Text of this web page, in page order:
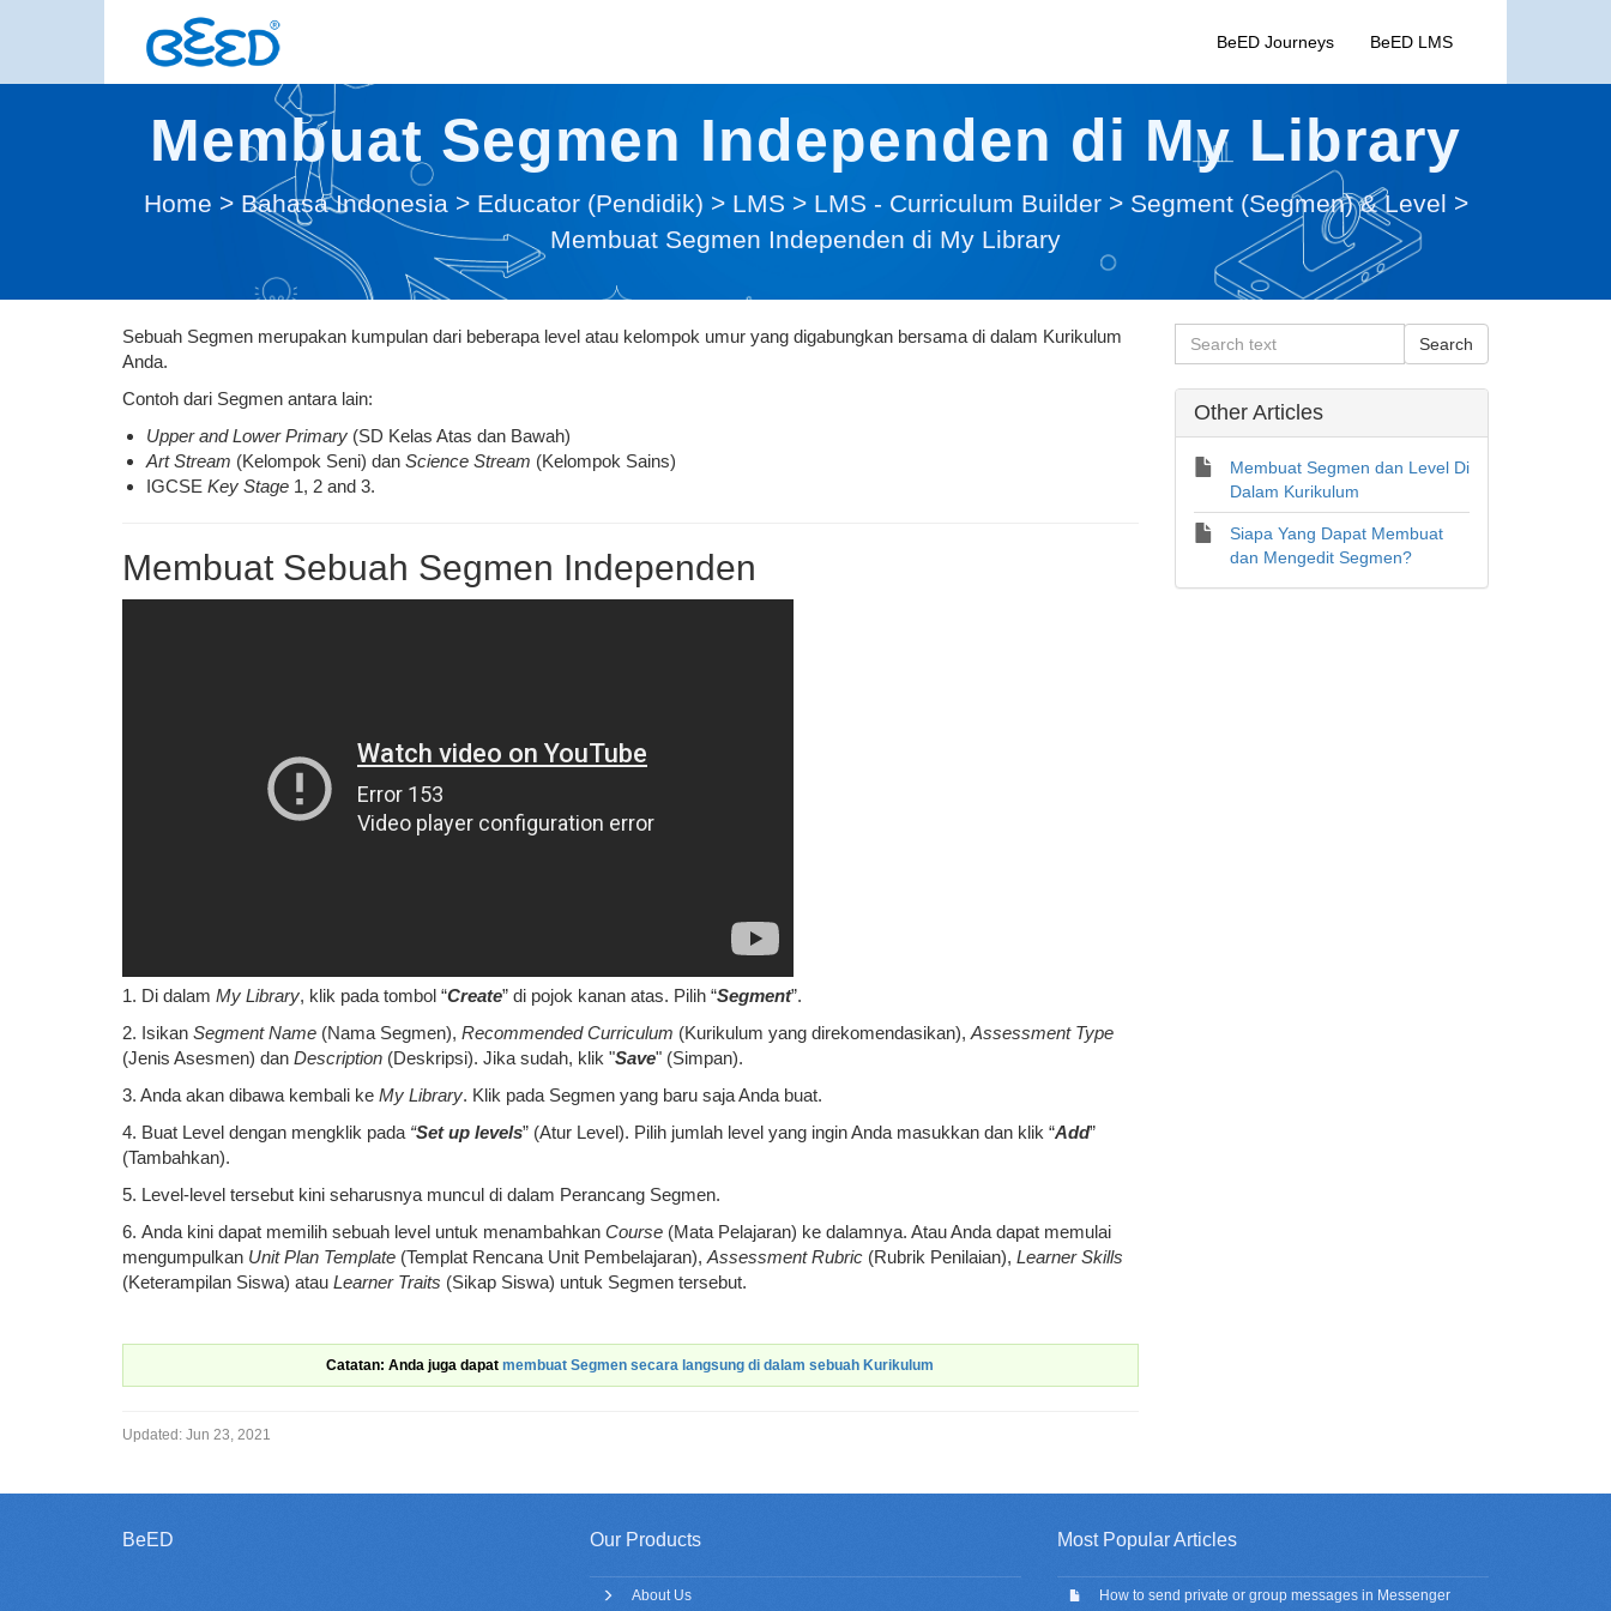
BeED Journeys BeED LMS
Membuat Segmen Independen di My Library
Home > Bahasa Indonesia > Educator (Pendidik) > LMS > LMS - Curriculum Builder > Segment (Segmen) & Level >
Membuat Segmen Independen di My Library
Sebuah Segmen merupakan kumpulan dari beberapa level atau kelompok umur yang digabungkan bersama di dalam Kurikulum
Anda.
Contoh dari Segmen antara lain:
Upper and Lower Primary (SD Kelas Atas dan Bawah)
Art Stream (Kelompok Seni) dan Science Stream (Kelompok Sains)
IGCSE Key Stage 1, 2 and 3.
Membuat Sebuah Segmen Independen
1. Di dalam My Library, klik pada tombol “Create” di pojok kanan atas. Pilih “Segment”.
2. Isikan Segment Name (Nama Segmen), Recommended Curriculum (Kurikulum yang direkomendasikan), Assessment Type
(Jenis Asesmen) dan Description (Deskripsi). Jika sudah, klik "Save" (Simpan).
3. Anda akan dibawa kembali ke My Library. Klik pada Segmen yang baru saja Anda buat.
4. Buat Level dengan mengklik pada “Set up levels” (Atur Level). Pilih jumlah level yang ingin Anda masukkan dan klik “Add”
(Tambahkan).
5. Level-level tersebut kini seharusnya muncul di dalam Perancang Segmen.
6. Anda kini dapat memilih sebuah level untuk menambahkan Course (Mata Pelajaran) ke dalamnya. Atau Anda dapat memulai
mengumpulkan Unit Plan Template (Templat Rencana Unit Pembelajaran), Assessment Rubric (Rubrik Penilaian), Learner Skills
(Keterampilan Siswa) atau Learner Traits (Sikap Siswa) untuk Segmen tersebut.
Catatan: Anda juga dapatmembuat Segmen secara langsung di dalam sebuah Kurikulum
Updated: Jun 23, 2021
Other Articles
Membuat Segmen dan Level Di
Dalam Kurikulum
Siapa Yang Dapat Membuat
dan Mengedit Segmen?
BeED Our Products
About Us
Most Popular Articles
How to send private or group messages in Messenger